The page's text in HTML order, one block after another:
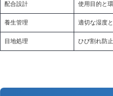
配合設計 使用目的と
養生管理 適切な湿度
目地処理 ひび割れ防